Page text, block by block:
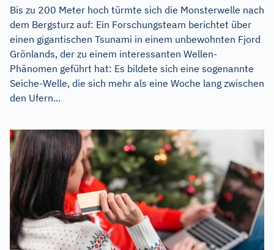
Bis zu 200 Meter hoch türmte sich die Monsterwelle nach
dem Bergsturz auf: Ein Forschungsteam berichtet über
einen gigantischen Tsunami in einem unbewohnten Fjord
Grönlands, der zu einem interessanten Wellen-
Phänomen geführt hat: Es bildete sich eine sogenannte
Seiche-Welle, die sich mehr als eine Woche lang zwischen
den Ufern...